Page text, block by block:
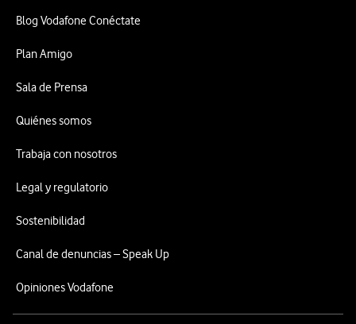
Blog Vodafone Conéctate
Plan Amigo
Sala de Prensa
Quiénes somos
Trabaja con nosotros
Legal y regulatorio
Sostenibilidad
Canal de denuncias – Speak Up
Opiniones Vodafone